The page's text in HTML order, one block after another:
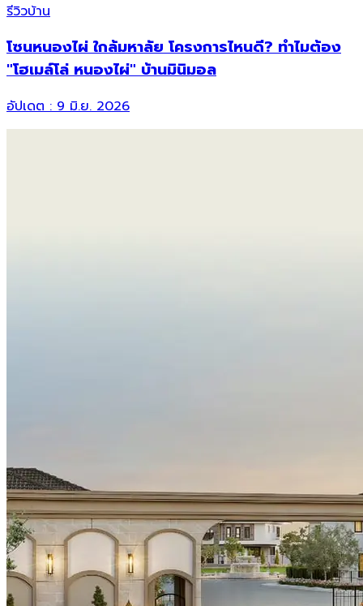
รีวิวบ้าน
โซนหนองไผ่ ใกล้มหาลัย โครงการไหนดี? ทำไมต้อง
"โฮเมล์โล่ หนองไผ่" บ้านมินิมอล
อัปเดต :9 มิ.ย. 2026